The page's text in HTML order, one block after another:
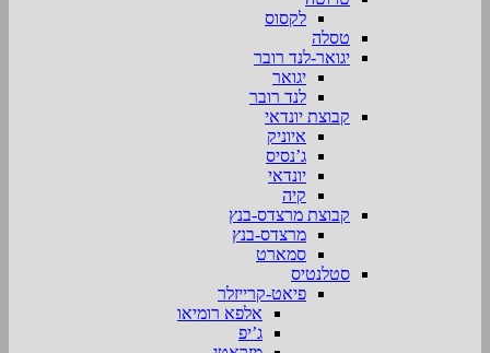
לקסוס
טסלה
יגואר-לנד רובר
יגואר
לנד רובר
קבוצת יונדאי
איוניק
ג’נסיס
יונדאי
קיה
קבוצת מרצדס-בנץ
מרצדס-בנץ
סמארט
סטלנטיס
פיאט-קרייזלר
אלפא רומיאו
ג’יפ